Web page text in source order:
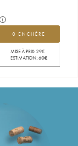
0 ENCHÈRE
MISE À PRIX:29€
ESTIMATION:60€